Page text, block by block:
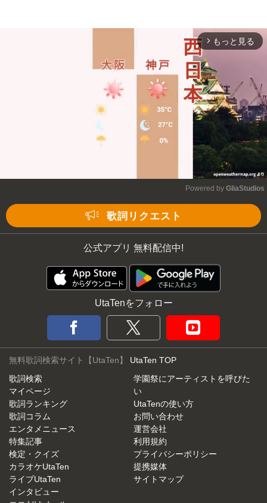
arrow_forward_ios もっと見る
Powered by GliaStudios
歌詞リクエスト
公式アプリ 無料配信中!
UtaTenをフォロー
無料歌詞検索サイト【UtaTen】 UtaTen TOP
歌詞検索
マイページ
歌詞ランキング
歌詞コラム
エンタメニュース
特集記事
検定・クイズ
カラオケUtaTen
ライブUtaTen
インタビュー
学園祭にアーティストを呼びた
い
UtaTenの使い方
お問い合わせ
運営会社
利用規約
プライバシーポリシー
提携媒体
サイトマップ